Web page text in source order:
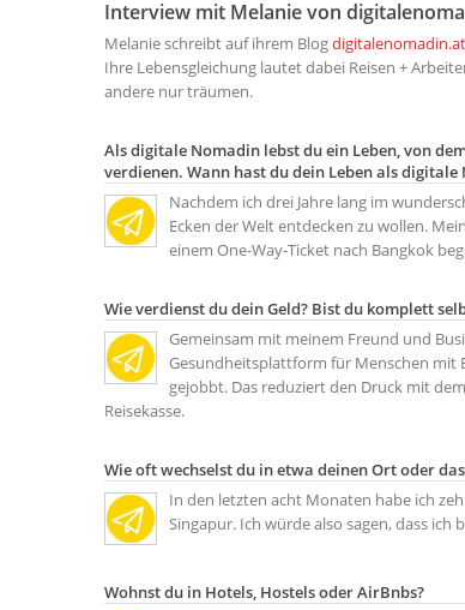
Interview mit Melanie von
Melanie schreibt auf ihrem Blogdigitalenomadin.at
Ihre Lebensgleichung lautet dabei Reisen +
andere nur träumen.
Als digitale Nomadin lebst du ein Leben, von
verdienen. Wann hast du dein Leben als
Nachdem ich drei Jahre lang im
Ecken der Welt entdecken zu wollen.
einem One-Way-Ticket nach Bangkok
Wie verdienst du dein Geld? Bist du komplett
Gemeinsam mit meinem Freund und
Gesundheitsplattform für Menschen mit
gejobbt. Das reduziert den Druck mit
Reisekasse.
Wie oft wechselst du in etwa deinen Ort oder
In den letzten acht Monaten habe ich
Singapur. Ich würde also sagen, dass
Wohnst du in Hotels, Hostels oder AirBnbs?